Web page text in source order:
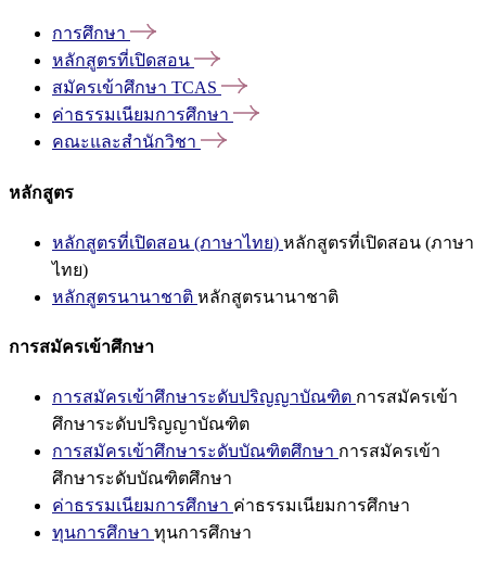
การศึกษา
หลักสูตรที่เปิดสอน
สมัครเข้าศึกษา TCAS
ค่าธรรมเนียมการศึกษา
คณะและสำนักวิชา
หลักสูตร
หลักสูตรที่เปิดสอน (ภาษาไทย) หลักสูตรที่เปิดสอน (ภาษา
ไทย)
หลักสูตรนานาชาติ หลักสูตรนานาชาติ
การสมัครเข้าศึกษา
การสมัครเข้าศึกษาระดับปริญญาบัณฑิต การสมัครเข้า
ศึกษาระดับปริญญาบัณฑิต
การสมัครเข้าศึกษาระดับบัณฑิตศึกษา การสมัครเข้า
ศึกษาระดับบัณฑิตศึกษา
ค่าธรรมเนียมการศึกษา ค่าธรรมเนียมการศึกษา
ทุนการศึกษา ทุนการศึกษา